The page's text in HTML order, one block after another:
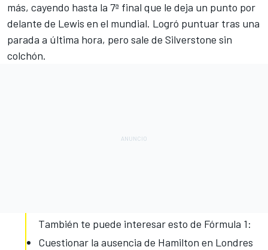
más, cayendo hasta la 7ª final que le deja un punto por
delante de Lewis en el mundial. Logró puntuar tras una
parada a última hora, pero sale de Silverstone sin
colchón.
También te puede interesar esto de Fórmula 1:
Cuestionar la ausencia de Hamilton en Londres